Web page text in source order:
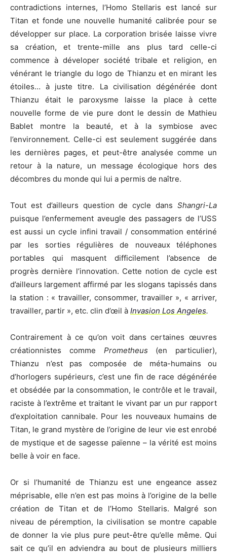
contradictions internes, l’Homo Stellaris est lancé sur
Titan et fonde une nouvelle humanité calibrée pour se
développer sur place. La corporation brisée laisse vivre
sa création, et trente-mille ans plus tard celle-ci
commence à déveloper société tribale et religion, en
vénérant le triangle du logo de Thianzu et en mirant les
étoiles… à juste titre. La civilisation dégénérée dont
Thianzu était le paroxysme laisse la place à cette
nouvelle forme de vie pure dont le dessin de Mathieu
Bablet montre la beauté, et à la symbiose avec
l’environnement. Celle-ci est seulement suggérée dans
les dernières pages, et peut-être analysée comme un
retour à la nature, un message écologique hors des
décombres du monde qui lui a permis de naître.
Tout est d’ailleurs question de cycle dans Shangri-La
puisque l’enfermement aveugle des passagers de l’USS
est aussi un cycle infini travail / consommation entériné
par les sorties régulières de nouveaux téléphones
portables qui masquent difficilement l’absence de
progrès dernière l’innovation. Cette notion de cycle est
d’ailleurs largement affirmé par les slogans tapissés dans
la station : « travailler, consommer, travailler », « arriver,
travailler, partir », etc. clin d’œil à Invasion Los Angeles.
Contrairement à ce qu’on voit dans certaines œuvres
créationnistes comme Prometheus (en particulier),
Thianzu n’est pas composée de méta-humains ou
d’horlogers supérieurs, c’est une fin de race dégénérée
et obsédée par la consommation, le contrôle et le travail,
raciste à l’extrême et traitant le vivant par un pur rapport
d’exploitation cannibale. Pour les nouveaux humains de
Titan, le grand mystère de l’origine de leur vie est enrobé
de mystique et de sagesse païenne – la vérité est moins
belle à voir en face.
Or si l’humanité de Thianzu est une engeance assez
méprisable, elle n’en est pas moins à l’origine de la belle
création de Titan et de l’Homo Stellaris. Malgré son
niveau de péremption, la civilisation se montre capable
de donner la vie plus pure peut-être qu’elle même. Qui
sait ce qu’il en adviendra au bout de plusieurs milliers